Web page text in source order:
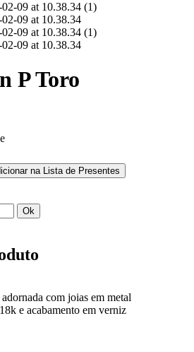
P Toro
na Lista de Presentes
Ok
com joias em metal
e acabamento em verniz